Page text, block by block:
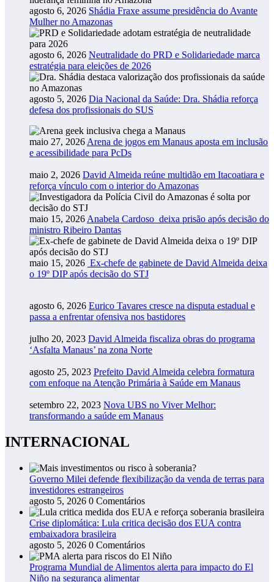
agosto 6, 2026 Shádia Fraxe assume presidência do Avante
Mulher no Amazonas
agosto 6, 2026 Neutralidade do PRD e Solidariedade marca
estratégia para eleições de 2026
agosto 5, 2026 Dia Nacional da Saúde: Dra. Shádia reforça
defesa dos profissionais do SUS
maio 27, 2026 Arena de jogos em Manaus aposta em inclusão
e acessibilidade para PcDs
maio 2, 2026 David Almeida reúne multidão em Itacoatiara e
reforça vínculo com o interior do Amazonas
maio 15, 2026 Anabela Cardoso deixa prisão após decisão do
ministro Ribeiro Dantas
maio 15, 2026 Ex-chefe de gabinete de David Almeida deixa
o 19º DIP após decisão do STJ
agosto 6, 2026 Eurico Tavares cresce na disputa estadual e
passa a enfrentar ofensiva nos bastidores
julho 20, 2023 David Almeida fiscaliza obras do programa
‘Asfalta Manaus’ na zona Norte
agosto 25, 2023 Prefeito David Almeida celebra formatura
com enfoque na Atenção Primária à Saúde em Manaus
setembro 22, 2023 Nova UBS no Viver Melhor:
transformando a saúde em Manaus
INTERNACIONAL
Governo Milei defende flexibilização da venda de terras para
investidores estrangeiros
agosto 5, 2026 0 Comentários
Crise diplomática: Lula critica decisão dos EUA contra
embaixadora brasileira
agosto 5, 2026 0 Comentários
Programa Mundial de Alimentos alerta para impacto do El
Niño na segurança alimentar